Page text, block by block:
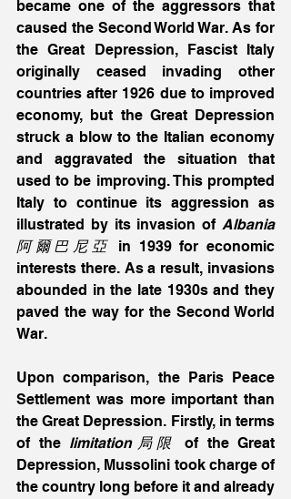
became one of the aggressors that
caused the Second World War. As for
the Great Depression, Fascist Italy
originally ceased invading other
countries after 1926 due to improved
economy, but the Great Depression
struck a blow to the Italian economy
and aggravated the situation that
used to be improving. This prompted
Italy to continue its aggression as
illustrated by its invasion of Albania
阿爾巴尼亞
in 1939 for economic
interests there. As a result, invasions
abounded in the late 1930s and they
paved the way for the Second World
War.
Upon comparison, the Paris Peace
Settlement was more important than
the Great Depression. Firstly, in terms
of the limitation局限
of the Great
Depression, Mussolini took charge of
the country long before it and already